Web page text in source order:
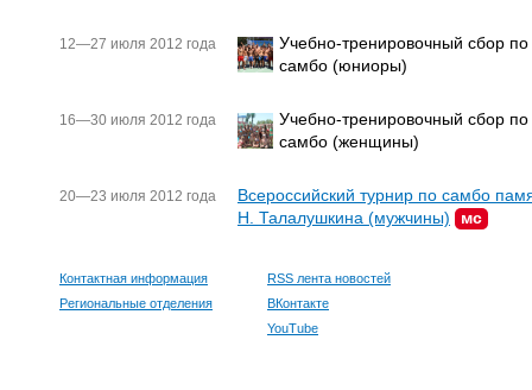
12—27 июля 2012 года
Учебно-тренировочный сбор по
самбо (юниоры)
16—30 июля 2012 года
Учебно-тренировочный сбор по
самбо (женщины)
20—23 июля 2012 года
Всероссийский турнир по самбо
Н. Талалушкина (мужчины)
мс
Контактная информация
Региональные отделения
RSS лента новостей
ВКонтакте
YouTube